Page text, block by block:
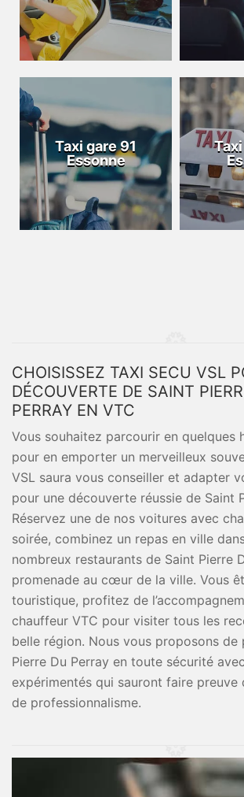
Taxi gare 91
Essonne
CHOISISSEZ TAXI SECU VSL
DÉCOUVERTE DE SAINT
PERRAY EN VTC
Vous souhaitez parcourir en quelques
pour en emporter un merveilleux
VSL saura vous conseiller et adapter
pour une découverte réussie de Saint
Réservez une de nos voitures avec
soirée, combinez un repas en ville
nombreux restaurants de Saint Pierre
promenade au cœur de la ville. Vous
touristique, profitez de
chauffeur VTC pour visiter tous les
belle région. Nous vous proposons de
Pierre Du Perray en toute sécurité
expérimentés qui sauront faire preuve
de professionnalisme.